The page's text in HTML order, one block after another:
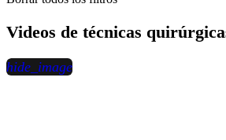
Videos de técnicas
hide_image